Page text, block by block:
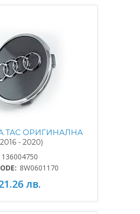
ТАС ОРИГИНАЛНА
- 2020)
136004750
8W0601170
лв.